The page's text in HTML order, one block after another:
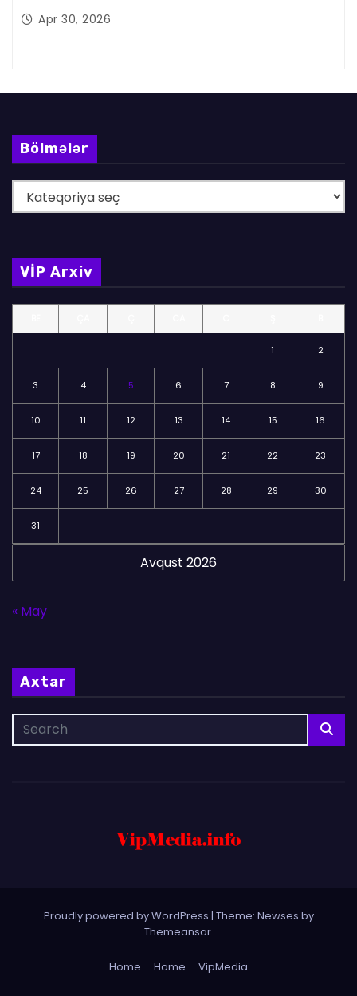
Apr 30, 2026
Bölmələr
ö
m
l
VİP Arxiv
Avqust 2026
1 2
3 4 5 6 7 8 9
10 11 12 13 14 15 16
17 18 19 20 21 22 23
24 25 26 27 28 29 30
31
« May
Axtar
Proudly powered by WordPress | Theme: Newses by
Themeansar.
Home Home VipMedia